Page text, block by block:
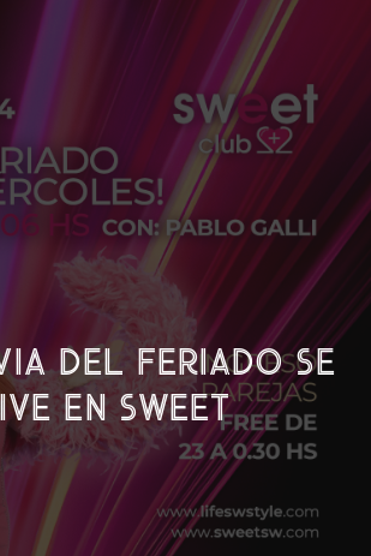
DEL FERIADO SE
EN SWEET